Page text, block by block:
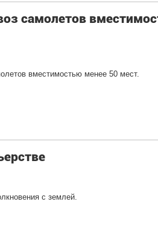
самолетов
вместимостью менее 50 мест.
с землей.